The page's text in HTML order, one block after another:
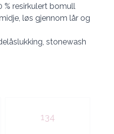
% resirkulert bomull
løs gjennom lår og
stonewash
134